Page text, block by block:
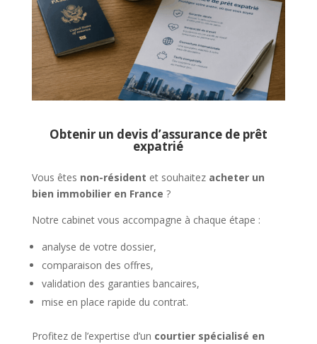
Obtenir un devis d’assurance de prêt
expatrié
Vous êtes non-résident et souhaitez acheter un
bien immobilier en France ?
Notre cabinet vous accompagne à chaque étape :
analyse de votre dossier,
comparaison des offres,
validation des garanties bancaires,
mise en place rapide du contrat.
Profitez de l’expertise d’un courtier spécialisé en